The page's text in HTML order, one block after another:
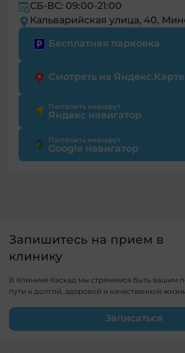
СБ-ВС: 09:00-21:00
Кальварийская улица, 40,
Бесплатная парковка
Смотреть на Яндекс.Карте
Построить маршрут
Яндекс навигатор
Построить маршрут
Google навигатор
Запишитесь на прием в
клинику
В Клинике Каскад мы стремимся быть вашим
пути к долгой, здоровой и качественной
Записаться